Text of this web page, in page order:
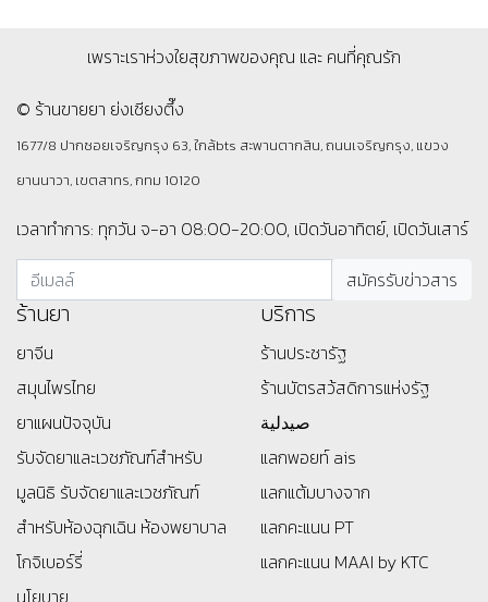
เพราะเราห่วงใยสุขภาพของคุณ และ คนที่คุณรัก
© ร้านขายยา ย่งเชียงตึ๊ง
1677/8 ปากซอยเจริญกรุง 63, ใกล้bts สะพานตากสิน, ถนนเจริญกรุง, แขวง
ยานนาวา, เขตสาทร, กทม 10120
เวลาทำการ: ทุกวัน จ-อา 08:00-20:00, เปิดวันอาทิตย์, เปิดวันเสาร์
ร้านยา
ยาจีน
สมุนไพรไทย
ยาแผนปัจจุบัน
รับจัดยาและเวชภัณฑ์สำหรับ
มูลนิธิ รับจัดยาและเวชภัณฑ์
สำหรับห้องฉุกเฉิน ห้องพยาบาล
โกจิเบอร์รี่
นโยบาย
บริการ
ร้านประชารัฐ
ร้านบัตรสว้สดิการแห่งรัฐ
صيدلية
แลกพอยท์ ais
แลกแต้มบางจาก
แลกคะแนน PT
แลกคะแนน MAAI by KTC